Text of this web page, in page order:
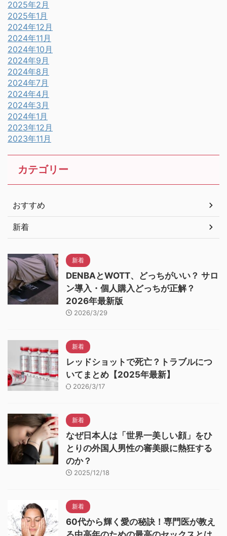
2025年2月
2025年1月
2024年12月
2024年11月
2024年10月
2024年9月
2024年8月
2024年7月
2024年4月
2024年3月
2024年1月
2023年12月
2023年11月
カテゴリー
おすすめ
新着
新着
DENBAとWOTT、どっちがいい？ サロ
ン導入・個人購入どっちが正解？
2026年最新版
2026/3/29
新着
レッドショットで死亡？トラブルにつ
いてまとめ【2025年最新】
2026/3/17
新着
なぜ日本人は「世界一美しい顔」をひ
とりの外国人男性の審美眼に熱狂する
のか？
2025/12/18
新着
60代から輝く愛の秘訣！専門医が教え